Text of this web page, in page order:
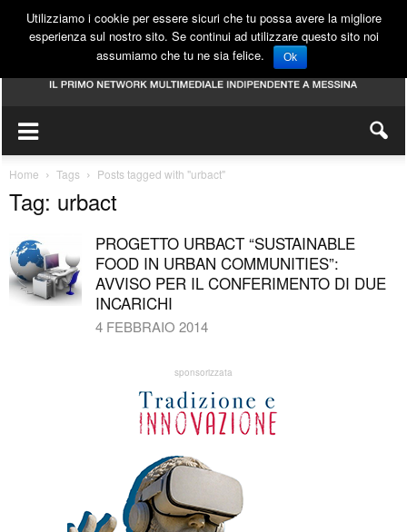
Home Tags Posts tagged with "urbact"
Tag: urbact
PROGETTO URBACT “SUSTAINABLE
FOOD IN URBAN COMMUNITIES”:
AVVISO PER IL CONFERIMENTO DI DUE
INCARICHI
4 FEBBRAIO 2014
sponsorizzata
Utilizziamo i cookie per essere sicuri che tu possa avere la migliore
esperienza sul nostro sito. Se continui ad utilizzare questo sito noi
assumiamo che tu ne sia felice.
Ok